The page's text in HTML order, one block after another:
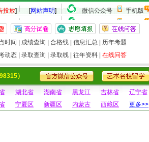
投放] [网站声明] 微信公众号 手机版
时间 成绩查询 合格线| 信息汇总
历年考题
动态| 录取查询 录取线| 往年资料| 在线问答
）
湖北省 湖南省 黑龙江 吉林省
辽宁省
宁夏区 新疆区 内蒙古 西藏区 更多>>